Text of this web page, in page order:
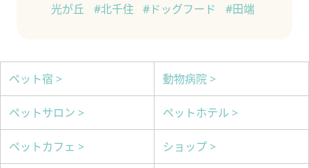
光が丘
#北千住 #ドッグフード #田端
ペット宿 > 動物病院 >
ペットサロン > ペットホテル >
ペットカフェ > ショップ >